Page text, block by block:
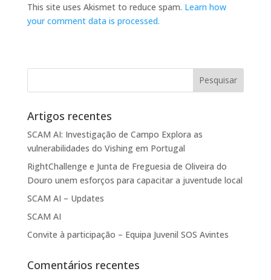
This site uses Akismet to reduce spam. Learn how
your comment data is processed.
Artigos recentes
SCAM AI: Investigação de Campo Explora as
vulnerabilidades do Vishing em Portugal
RightChallenge e Junta de Freguesia de Oliveira do
Douro unem esforços para capacitar a juventude local
SCAM AI – Updates
SCAM AI
Convite à participação – Equipa Juvenil SOS Avintes
Comentários recentes